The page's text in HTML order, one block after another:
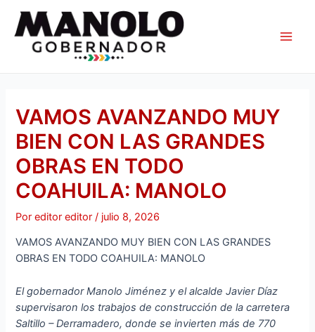
contenido
VAMOS AVANZANDO MUY
BIEN CON LAS GRANDES
OBRAS EN TODO
COAHUILA: MANOLO
Poreditor editor/ julio 8, 2026
VAMOS AVANZANDO MUY BIEN CON LAS GRANDES
OBRAS EN TODO COAHUILA: MANOLO
El gobernador Manolo Jiménez y el alcalde Javier Díaz
supervisaron los trabajos de construcción de la carretera
Saltillo – Derramadero, donde se invierten más de 770
de
entradas